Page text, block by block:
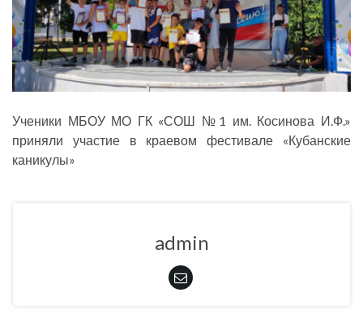
Ученики МБОУ МО ГК «СОШ №1 им. Косинова И.Ф.»
приняли участие в краевом фестивале «Кубанские
каникулы»
admin